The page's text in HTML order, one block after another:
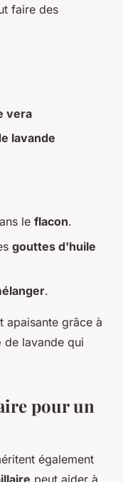
faire des
vera
lavande
le flacon.
gouttes d'huile
.
apaisante grâce à
de lavande qui
pour un
également